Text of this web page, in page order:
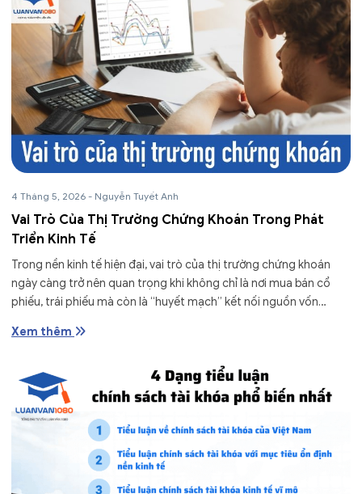
4 Tháng 5, 2026 - Nguyễn Tuyết Anh
Vai Trò Của Thị Trường Chứng Khoán Trong Phát
Triển Kinh Tế
Trong nền kinh tế hiện đại, vai trò của thị trường chứng khoán
ngày càng trở nên quan trọng khi không chỉ là nơi mua bán cổ
phiếu, trái phiếu mà còn là “huyết mạch” kết nối nguồn vốn
Xem thêm